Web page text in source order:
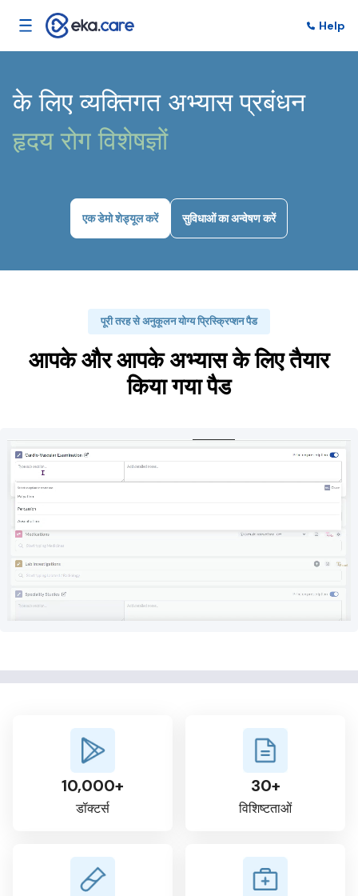
Help
के लिए व्यक्तिगत अभ्यास प्रबंधन
हृदय रोग विशेषज्ञों
एक डेमो शेड्यूल करें सुविधाओं का अन्वेषण करें
पूरी तरह से अनुकूलन योग्य प्रिस्क्रिप्शन पैड
आपके और आपके अभ्यास के लिए तैयार
किया गया पैड
10,000+
डॉक्टर्स
30+
विशिष्टताओं